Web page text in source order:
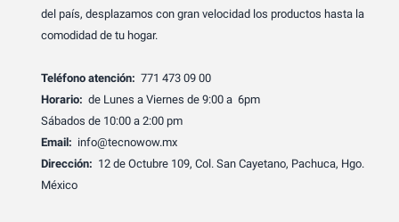
del país, desplazamos con gran velocidad los productos hasta la
comodidad de tu hogar.
Teléfono atención: 771 473 09 00
Horario: de Lunes a Viernes de 9:00 a 6pm
Sábados de 10:00 a 2:00 pm
Email: info@tecnowow.mx
Dirección: 12 de Octubre 109, Col. San Cayetano, Pachuca, Hgo.
México